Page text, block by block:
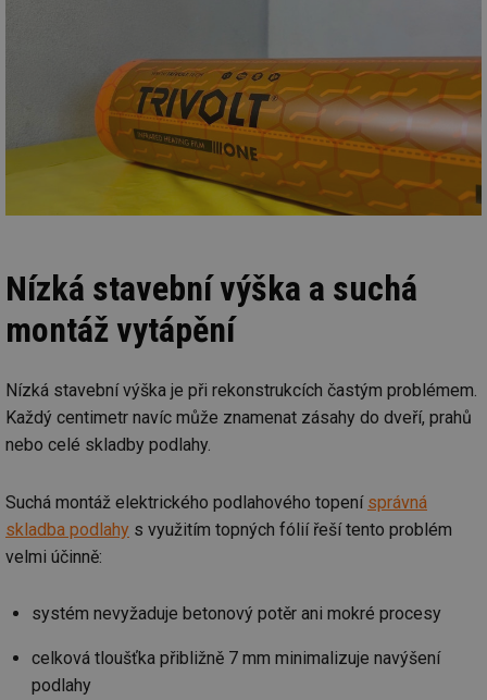
Nízká stavební výška a suchá
montáž vytápění
Nízká stavební výška je při rekonstrukcích častým problémem.
Každý centimetr navíc může znamenat zásahy do dveří, prahů
nebo celé skladby podlahy.
Suchá montáž elektrického podlahového topení správná
skladba podlahy s využitím topných fólií řeší tento problém
velmi účinně:
systém nevyžaduje betonový potěr ani mokré procesy
celková tloušťka přibližně 7 mm minimalizuje navýšení
podlahy